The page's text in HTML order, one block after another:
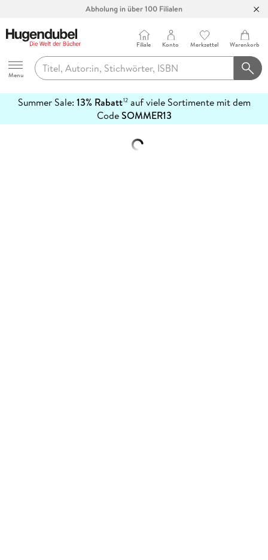
Abholung in über 100 Filialen
Hugendubel
Menu
Filiale Konto Merkzettel Warenkorb
Summer Sale: 13% Rabatt12auf viele Sortimente mit dem
CodeSOMMER13
erfahren